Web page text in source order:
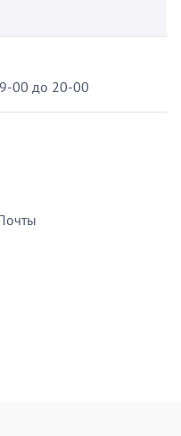
00 до 20-00